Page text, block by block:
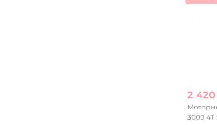
2 420
3000 4T